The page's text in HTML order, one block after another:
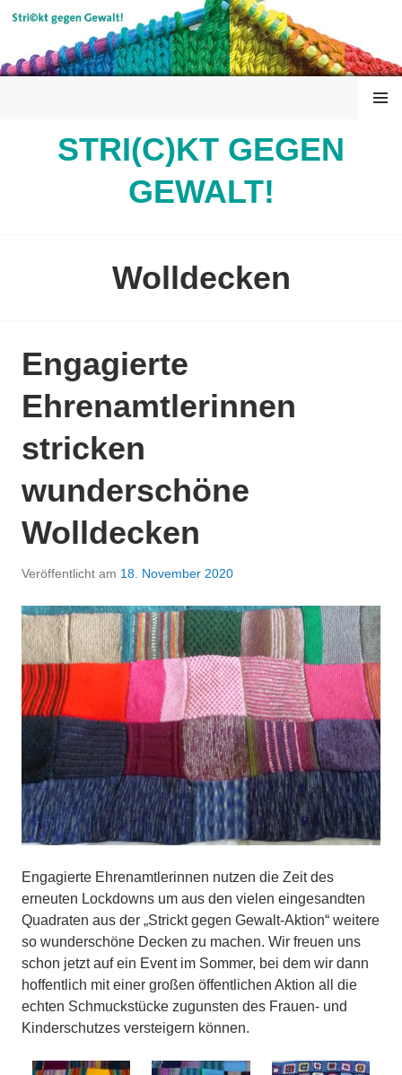
Springe
Inhalt
STRI(C)KT GEGEN
GEWALT!
MENÜ
Wolldecken
Engagierte
Ehrenamtlerinnen
stricken
wunderschöne
Wolldecken
Veröffentlicht am 18. November 2020
Engagierte Ehrenamtlerinnen nutzen die Zeit des
erneuten Lockdowns um aus den vielen eingesandten
Quadraten aus der „Strickt gegen Gewalt-Aktion“ weitere
so wunderschöne Decken zu machen. Wir freuen uns
schon jetzt auf ein Event im Sommer, bei dem wir dann
hoffentlich mit einer großen öffentlichen Aktion all die
echten Schmuckstücke zugunsten des Frauen- und
Kinderschutzes versteigern können.